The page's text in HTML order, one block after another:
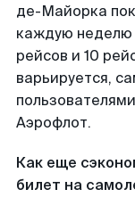
де-Майорка
каждую неделю
рейсов и 10
варьируется,
Аэрофлот.
Как еще
билет на